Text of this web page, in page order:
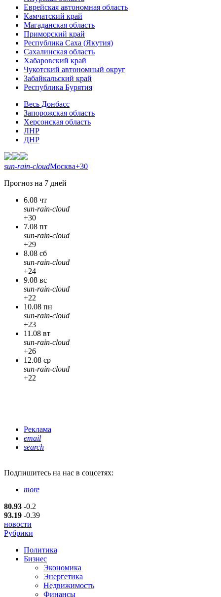
Еврейская автономная область
Камчатский край
Магаданская область
Приморский край
Республика Саха (Якутия)
Сахалинская область
Хабаровский край
Чукотский автономный округ
Забайкальский край
Республика Бурятия
Весь Донбасс
Запорожская область
Херсонская область
ЛНР
ДНР
sun-rain-cloudМосква+30
Прогноз на 7 дней
6.08 чт
sun-rain-cloud
+30
7.08 пт
sun-rain-cloud
+29
8.08 сб
sun-rain-cloud
+24
9.08 вс
sun-rain-cloud
+22
10.08 пн
sun-rain-cloud
+23
11.08 вт
sun-rain-cloud
+26
12.08 ср
sun-rain-cloud
+22
Реклама
email
search
Подпишитесь на нас в соцсетях:
more
80.93 -0.2
93.19 -0.39
новости
Рубрики
Политика
Бизнес
Экономика
Энергетика
Недвижимость
Финансы